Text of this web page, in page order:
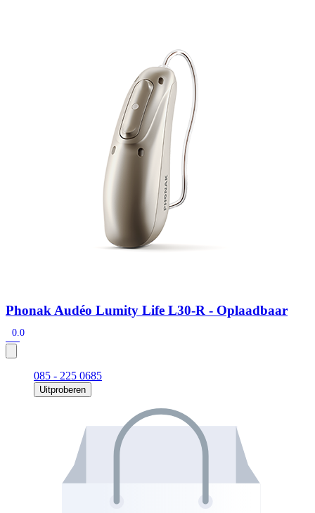
Signia Pure BCT IX
Audio Service R LI 7
Widex filters Filters
Signia Active Mini IX - Oplaadbaar
De Signia Active Mini IX is het nieuwste hoortoestel van Signia.
Phonak Audéo Lumity Life L30-R - Oplaadbaar
0.0
085 - 225 0685
Uitproberen